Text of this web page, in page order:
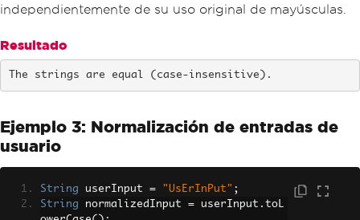
independientemente de su uso original de mayúsculas.
Resultado
The strings are equal (case-insensitive).
Ejemplo 3: Normalización de entradas de
usuario
String userInput = "UsErInPut" ;
String normalizedInput = userInput . toL